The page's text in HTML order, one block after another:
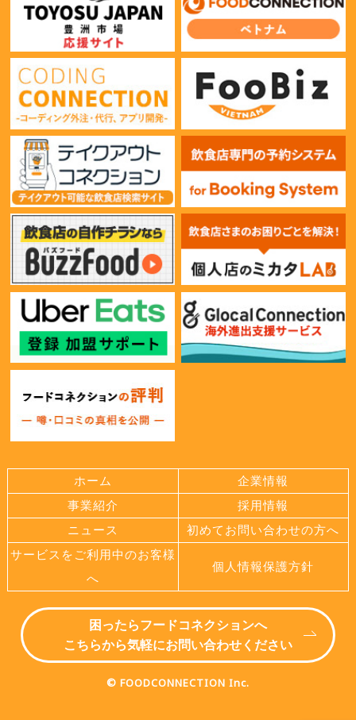
ホーム
企業情報
事業紹介
採用情報
ニュース
初めてお問い合わせの方へ
サービスをご利用中のお客様
へ
個人情報保護方針
困ったらフードコネクションへ
こちらから気軽にお問い合わせください
© FOODCONNECTION Inc.